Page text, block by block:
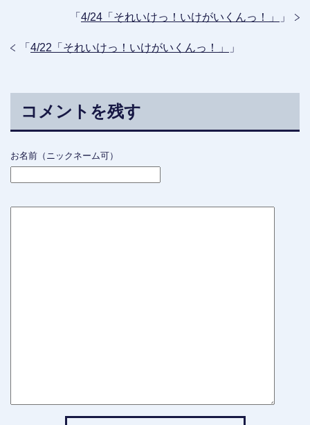
「 4/24「それいけっ！いけがいくんっ！」 」
「 4/22「それいけっ！いけがいくんっ！」 」
コメントを残す
お名前（ニックネーム可）